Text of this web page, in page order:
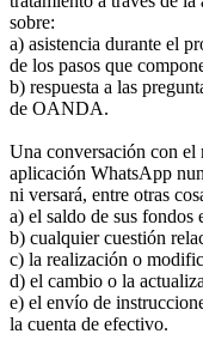
sobre:
a) asistencia durante el
de los pasos que
b) respuesta a las
de OANDA.
Una conversación con el
aplicación WhatsApp
ni versará, entre otras
a) el saldo de sus fondos
b) cualquier cuestión
c) la realización o
d) el cambio o la
e) el envío de
la cuenta de efectivo.